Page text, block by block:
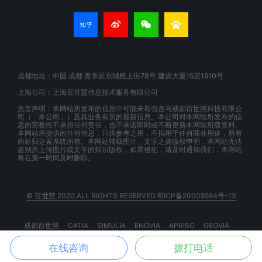
成都地址：中国 成都 青羊区东城根上街78号 建设大厦15层1510号
上海公司：上海百世慧信息技术服务有限公司
免责声明：本网站所发布的信息中可能未有包含与成都百世慧科技有限公
司（「本公司」）及其业务有关的最新信息。本公司对本网站所发布的信
息的完整性不承担任何责任，也不承诺即时或不断更新本网站所载资料。
本网站所提供的任何信息，只供参考之用，不拟用于任何商业用途，所有
商标归达索系统所有。本网站转载图片、文字之类版权申明，本网站无法
鉴别所上传图片或文字的知识版权，如果侵犯，请及时通知我们，本网站
将在第一时间及时删除。
© 百世慧 2020.ALL RIGHTS RESERVED.蜀ICP备20009264号-13
成都百世慧 CATIA SIMULIA ENOVIA APRISO
GEOVIA
3DSPACEX
在线咨询 拨打电话